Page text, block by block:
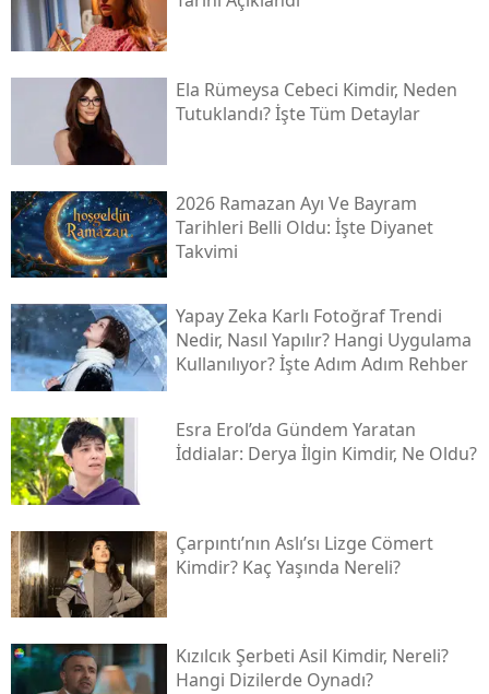
Ela Rümeysa Cebeci Kimdir, Neden
Tutuklandı? İşte Tüm Detaylar
2026 Ramazan Ayı Ve Bayram
Tarihleri Belli Oldu: İşte Diyanet
Takvimi
Yapay Zeka Karlı Fotoğraf Trendi
Nedir, Nasıl Yapılır? Hangi Uygulama
Kullanılıyor? İşte Adım Adım Rehber
Esra Erol’da Gündem Yaratan
İddialar: Derya İlgin Kimdir, Ne Oldu?
Çarpıntı’nın Aslı’sı Lizge Cömert
Kimdir? Kaç Yaşında Nereli?
Kızılcık Şerbeti Asil Kimdir, Nereli?
Hangi Dizilerde Oynadı?